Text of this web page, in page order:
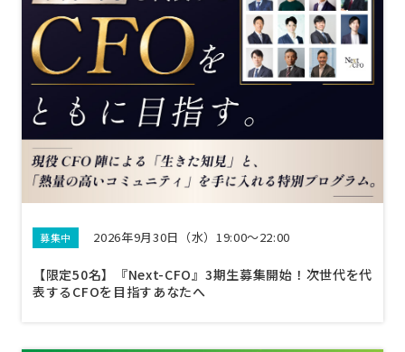
募集中 2026年9月30日（水）19:00～22:00
【限定50名】『Next-CFO』3期生募集開始！次世代を代
表するCFOを目指すあなたへ